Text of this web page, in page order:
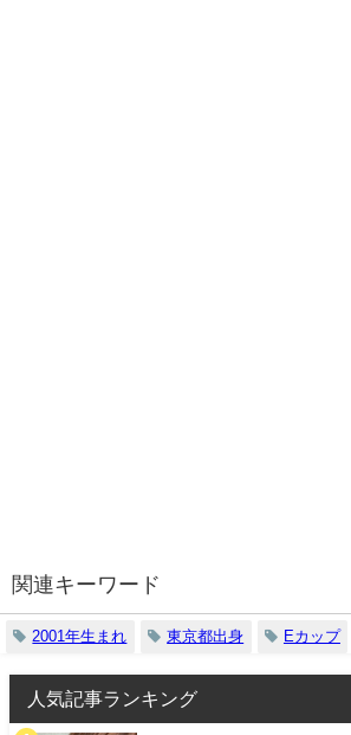
関連キーワード
2001年生まれ 東京都出身 Eカップ
人気記事ランキング